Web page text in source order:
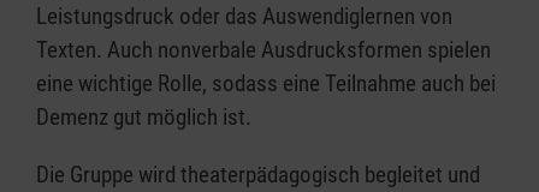
Leistungsdruck oder das Auswendiglernen von
Texten. Auch nonverbale Ausdrucksformen spielen
eine wichtige Rolle, sodass eine Teilnahme auch bei
Demenz gut möglich ist.
Die Gruppe wird theaterpädagogisch begleitet und